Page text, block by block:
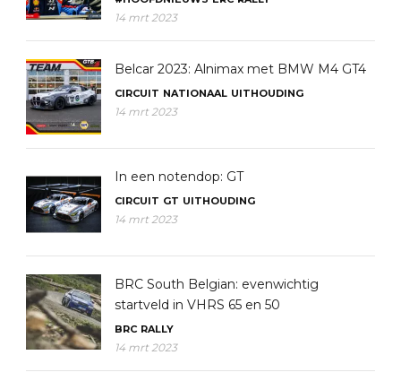
14 mrt 2023
Belcar 2023: Alnimax met BMW M4 GT4
CIRCUIT NATIONAAL UITHOUDING
14 mrt 2023
In een notendop: GT
CIRCUIT GT UITHOUDING
14 mrt 2023
BRC South Belgian: evenwichtig
startveld in VHRS 65 en 50
BRC RALLY
14 mrt 2023